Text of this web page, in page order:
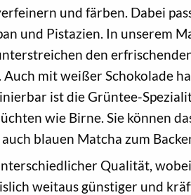
und färben. Dabei
und Pistazien. In unserem
den
mit weißer Schokolade
ist die Grüntee-
wie Birne. Sie können
blauen Matcha zum
Qualität,
weitaus günstiger und